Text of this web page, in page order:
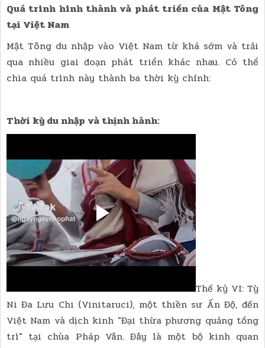
Quá trình hình thành và phát triển của Mật Tông
tại Việt Nam
Mật Tông du nhập vào Việt Nam từ khá sớm và trải
qua nhiều giai đoạn phát triển khác nhau. Có thể
chia quá trình này thành ba thời kỳ chính:
Thời kỳ du nhập và thịnh hành:
Thế kỷ VI: Tỳ
Ni Đa Lưu Chi (Vinitaruci), một thiền sư Ấn Độ, đến
Việt Nam và dịch kinh "Đại thừa phương quảng tổng
trì" tại chùa Pháp Vân. Đây là một bộ kinh quan